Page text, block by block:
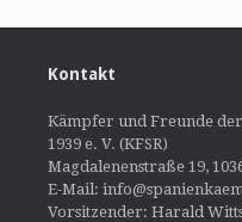
Kontakt
Kämpfer und Freunde
1939 e. V. (KFSR)
Magdalenenstraße 19,
E-Mail:
Vorsitzender: Harald